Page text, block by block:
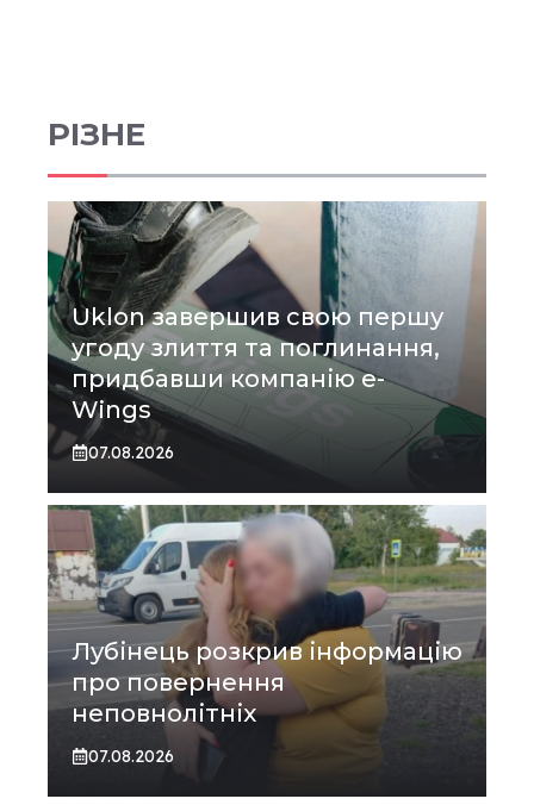
РІЗНЕ
Uklon завершив свою першу
угоду злиття та поглинання,
придбавши компанію e-
Wings
07.08.2026
Лубінець розкрив інформацію
про повернення
неповнолітніх
07.08.2026